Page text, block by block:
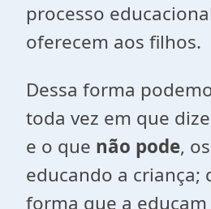
processo
oferecem aos filhos.
Dessa forma
toda vez em que
e o que não pode,
educando a criança;
forma que a